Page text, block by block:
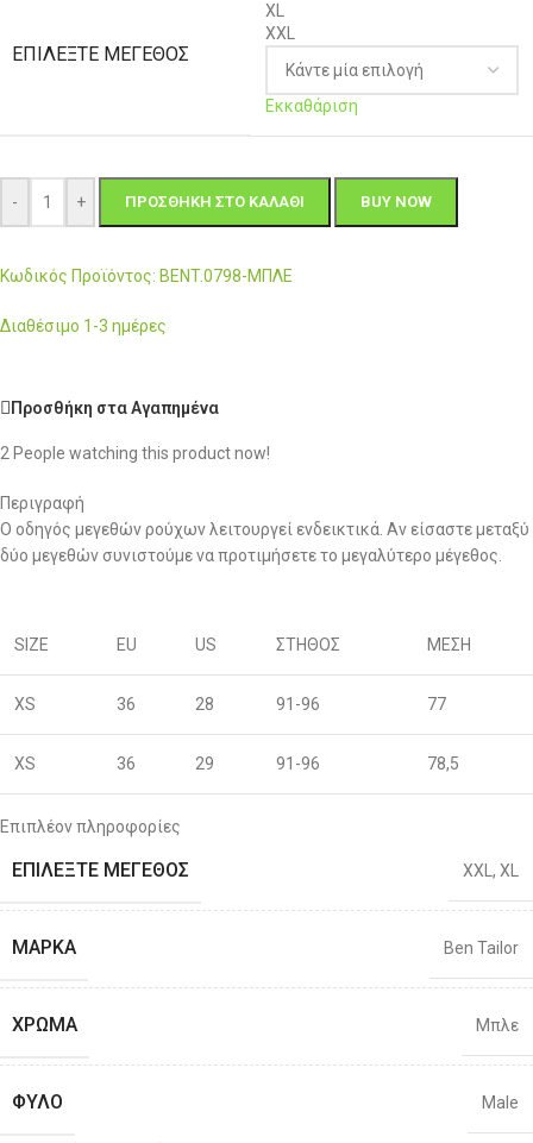
ΕΠΙΛΈΞΤΕ ΜΈΓΕΘΟΣ
XL
XXL
Εκκαθάριση
- + ΠΡΟΣΘΉΚΗ ΣΤΟ ΚΑΛΆΘΙ BUY NOW
Κωδικός Προϊόντος: BENT.0798-ΜΠΛΕ
Διαθέσιμο 1-3 ημέρες
Προσθήκη στα Αγαπημένα
2 People watching this product now!
Περιγραφή
Ο οδηγός μεγεθών ρούχων λειτουργεί ενδεικτικά. Αν είσαστε μεταξύ
δύο μεγεθών συνιστούμε να προτιμήσετε το μεγαλύτερο μέγεθος.
SIZE EU US ΣΤΗΘΟΣ ΜΕΣΗ
XS 36 28 91-96 77
XS 36 29 91-96 78,5
S 38
S 40
M 83
L 46 34 106-111 88
Επιπλέον πληροφορίες
ΕΠΙΛΈΞΤΕ ΜΈΓΕΘΟΣ XXL, XL
ΜΆΡΚΑ Ben Tailor
ΧΡΏΜΑ Μπλε
ΦΎΛΟ Male